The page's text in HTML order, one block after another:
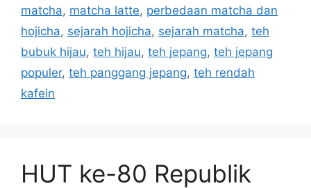
r
i
s
s
matcha, matcha latte, perbedaan matcha dan
hojicha, sejarah hojicha, sejarah matcha, teh
bubuk hijau, teh hijau, teh jepang, teh jepang
populer, teh panggang jepang, teh rendah
kafein
HUT ke-80 Republik